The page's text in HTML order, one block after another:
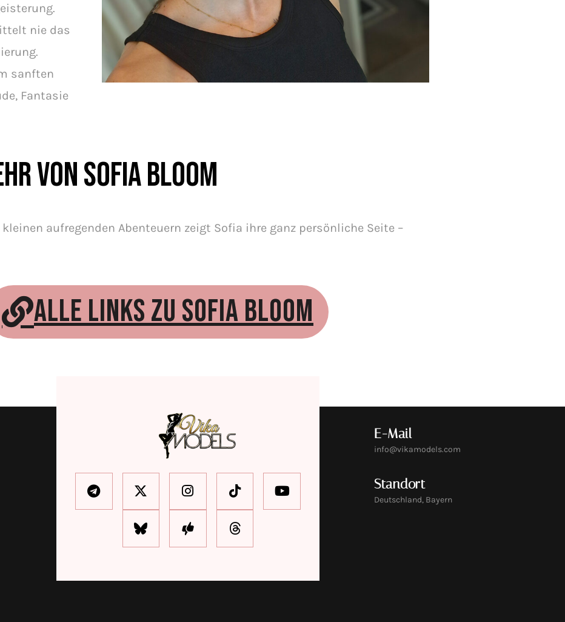
nie das
sanften
Fantasie
von Sofia Bloom
aufregenden Abenteuern zeigt Sofia ihre ganz persönliche Seite –
ALLE LINKS ZU SOFIA BLOOM
E-Mail
info@vikamodels.com
Standort
Deutschland, Bayern